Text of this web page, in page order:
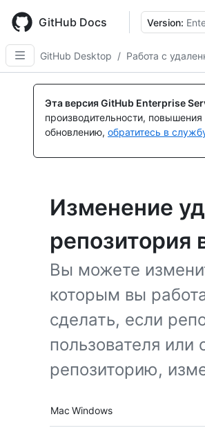
main
content
GitHub Docs Version:
GitHub Desktop / Работа с
Эта версия GitHub Enterprise
производительности,
обновлению, обратитесь в
Изменение
репозитория
Вы можете
которым вы
сделать, если
пользователя
репозиторию,
Platform navigation
Mac Windows